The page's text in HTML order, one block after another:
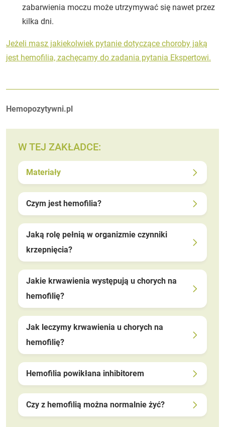
zabarwienia moczu może utrzymywać się nawet przez
kilka dni.
Jeżeli masz jakiekolwiek pytanie dotyczące choroby jaką
jest hemofilia, zachęcamy do zadania pytania Ekspertowi.
Autorzy:
Hemopozytywni.pl
W TEJ ZAKŁADCE:
Materiały
Czym jest hemofilia?
Jaką rolę pełnią w organizmie czynniki
krzepnięcia?
Jakie krwawienia występują u chorych na
hemofilię?
Jak leczymy krwawienia u chorych na
hemofilię?
Hemofilia powikłana inhibitorem
Czy z hemofilią można normalnie żyć?